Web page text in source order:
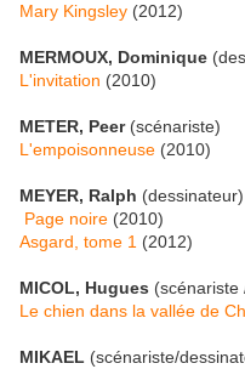
Mary Kingsley (2012)
MERMOUX, Dominique
L'invitation (2010)
METER, Peer(scénariste)
L'empoisonneuse (2010)
MEYER, Ralph
Page noire (2010)
Asgard, tome 1 (2012)
MICOL, Hugues (scénariste
Le chien dans la vallée de
MIKAEL (scénariste/